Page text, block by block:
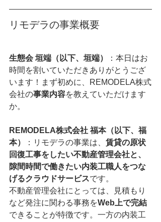
リモデラの事業概要
生態会 垣端（以下、垣端）
：本日はお
時間を割いていただきありがとうござ
います！まず初めに、REMODELA株式
会社の事業内容を教えていただけます
か。
REMODELA株式会社 福本（以下、福
本）
：リモデラの事業は、 賃貸の原状
回復工事をしたい不動産管理会社と、
隙間時間で働きたい内装工職人をつな
げるクラウドサービスです。
不動産管理会社にとっては、見積もり
など発注に関わる事務をWeb上で完結
できることが特徴です。一方の内装工